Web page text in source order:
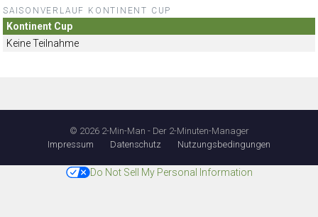
SAISONVERLAUF KONTINENT CUP
Kontinent Cup
Keine Teilnahme
© 2026 2-Min-Man - Der 2-Minuten-Manager
Impressum
Datenschutz Nutzungsbedingungen
Do Not Sell My Personal Information